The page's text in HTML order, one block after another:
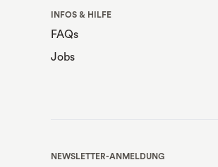
INFOS & HILFE
FAQs
Jobs
NEWSLETTER-ANMELDUNG